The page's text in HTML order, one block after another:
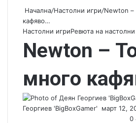
Начална/Настолни игри/Newton –
кафяво…
Настолни игриРевюта на настолни
Newton –
много
Георгиев 'BigBoxGamer'
S
март 12,
0